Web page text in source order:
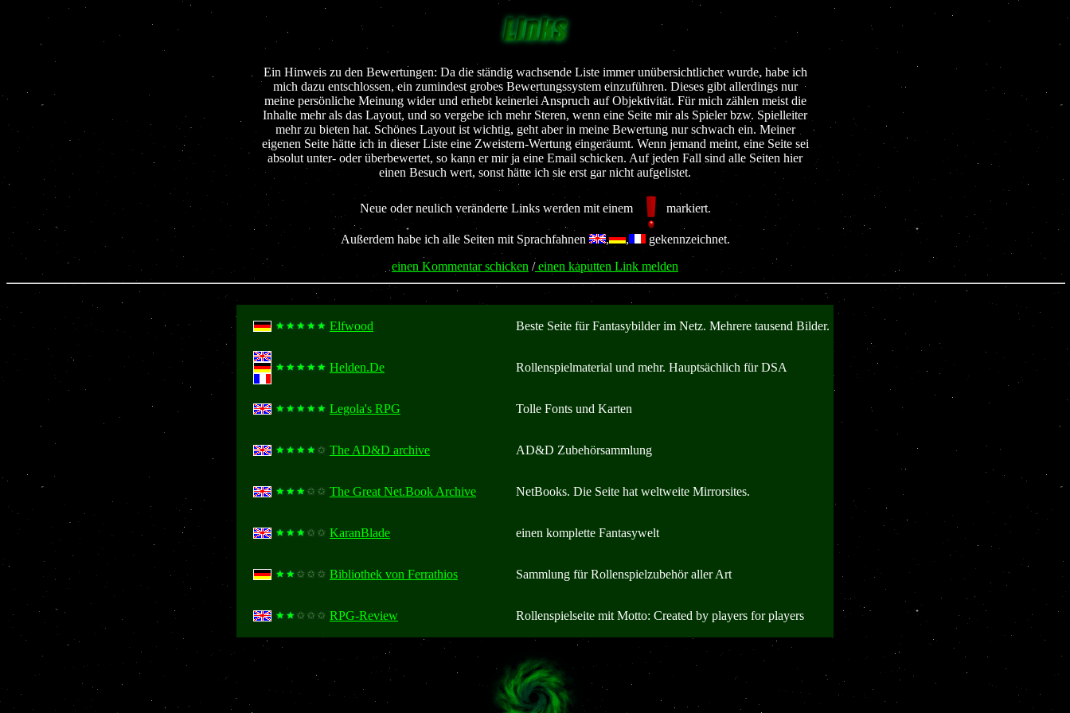
Ein Hinweis zu den Bewertungen: Da die ständig wachsende Liste immer unübersichtlicher wurde, habe ich
mich dazu entschlossen, ein zumindest grobes Bewertungssystem einzuführen. Dieses gibt allerdings nur
meine persönliche Meinung wider und erhebt keinerlei Anspruch auf Objektivität. Für mich zählen meist die
Inhalte mehr als das Layout, und so vergebe ich mehr Steren, wenn eine Seite mir als Spieler bzw. Spielleiter
mehr zu bieten hat. Schönes Layout ist wichtig, geht aber in meine Bewertung nur schwach ein. Meiner
eigenen Seite hätte ich in dieser Liste eine Zweistern-Wertung eingeräumt. Wenn jemand meint, eine Seite sei
absolut unter- oder überbewertet, so kann er mir ja eine Email schicken. Auf jeden Fall sind alle Seiten hier
einen Besuch wert, sonst hätte ich sie erst gar nicht aufgelistet.
Neue oder neulich veränderte Links werden mit einem markiert.
Außerdem habe ich alle Seiten mit Sprachfahnen , ,
gekennzeichnet.
einen Kommentar schicken /einen kaputten Link melden
Elfwood Beste Seite für Fantasybilder im Netz. Mehrere tausend Bilder.
Helden.De Rollenspielmaterial und mehr. Hauptsächlich für DSA
Legola's RPG Tolle Fonts und Karten
The AD&D archive AD&D Zubehörsammlung
The Great Net.Book Archive NetBooks. Die Seite hat weltweite Mirrorsites.
KaranBlade einen komplette Fantasywelt
Bibliothek von Ferrathios Sammlung für Rollenspielzubehör aller Art
RPG-Review Rollenspielseite mit Motto: Created by players for players